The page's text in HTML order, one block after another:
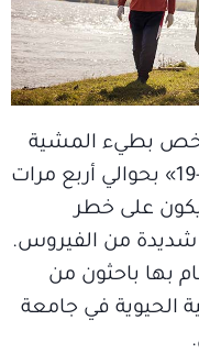
بطيء المشية
عرضة للوفاة من «كوفيد-19» بحوالي أربع مرات
يكون على خطر
من الفيروس.
بها باحثون من
الحيوية في جامعة